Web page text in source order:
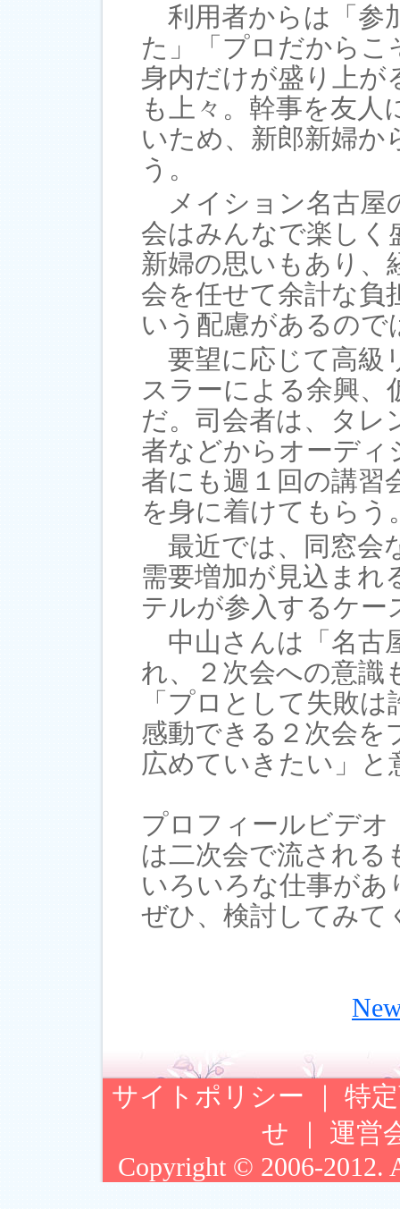
利用者からは「参
た」「プロだからこ
身内だけが盛り上が
も上々。幹事を友人
いため、新郎新婦か
う。
メイション名古屋
会はみんなで楽しく
新婦の思いもあり、
会を任せて余計な負
いう配慮があるので
要望に応じて高級
スラーによる余興、
だ。司会者は、タレ
者などからオーディ
者にも週１回の講習
を身に着けてもらう
最近では、同窓会
需要増加が見込まれ
テルが参入するケー
中山さんは「名古
れ、２次会への意識
「プロとして失敗
感動できる２次会を
広めていきたい」と
プロフィールビデオ
は二次会で流される
いろいろな仕事があ
ぜひ、検討してみて
サイトポリシー ｜ 特
せ ｜ 運営
Copyright © 2006-2012.